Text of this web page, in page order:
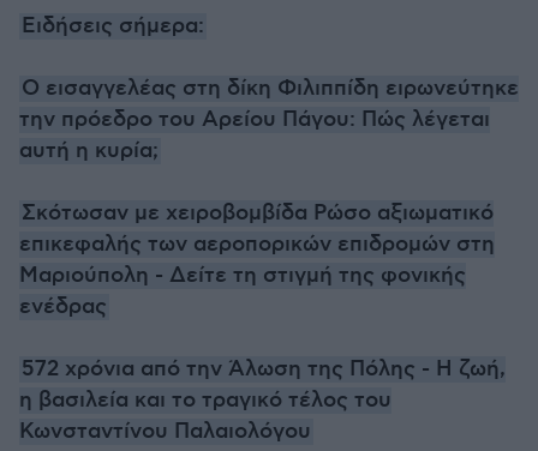
Ειδήσεις σήμερα:
Ο εισαγγελέας στη δίκη Φιλιππίδη ειρωνεύτηκε
την πρόεδρο του Αρείου Πάγου: Πώς λέγεται
αυτή η κυρία;
Σκότωσαν με χειροβομβίδα Ρώσο αξιωματικό
επικεφαλής των αεροπορικών επιδρομών στη
Μαριούπολη - Δείτε τη στιγμή της φονικής
ενέδρας
572 χρόνια από την Άλωση της Πόλης - Η ζωή,
η βασιλεία και το τραγικό τέλος του
Κωνσταντίνου Παλαιολόγου